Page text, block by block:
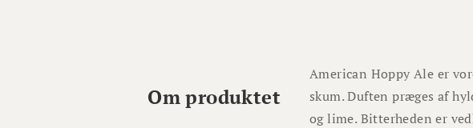
Om produktet
American Hoppy Ale er
skum. Duften præges af
og lime. Bitterheden er